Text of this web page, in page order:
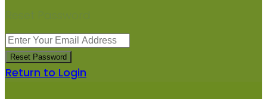
Reset Password
Reset Password
Return to Login